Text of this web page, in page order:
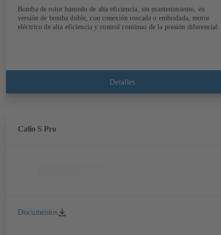
Bomba de rotor húmedo de alta eficiencia, sin mantenimiento, en
versión de bomba doble, con conexión roscada o embridada, motor
eléctrico de alta eficiencia y control continuo de la presión diferencial.
Detalles
Calio S Pro
Documentos